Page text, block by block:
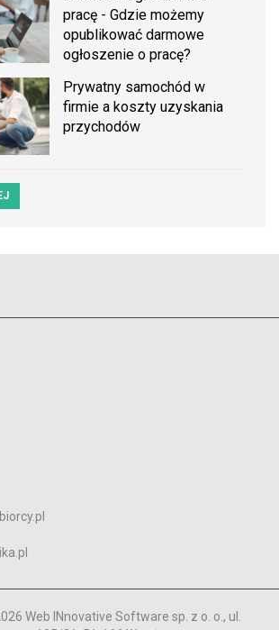
pracę - Gdzie możemy
opublikować darmowe
ogłoszenie o pracę?
Prywatny samochód w
firmie a koszty uzyskania
przychodów
Web INnovative Software sp. z o. o., ul.